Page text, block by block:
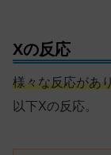
Xの反応
様々な反応があ
以下Xの反応。